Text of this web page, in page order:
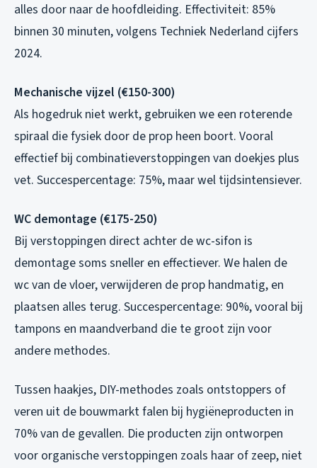
alles door naar de hoofdleiding. Effectiviteit: 85%
binnen 30 minuten, volgens Techniek Nederland cijfers
2024.
Mechanische vijzel (€150-300)
Als hogedruk niet werkt, gebruiken we een roterende
spiraal die fysiek door de prop heen boort. Vooral
effectief bij combinatieverstoppingen van doekjes plus
vet. Succespercentage: 75%, maar wel tijdsintensiever.
WC demontage (€175-250)
Bij verstoppingen direct achter de wc-sifon is
demontage soms sneller en effectiever. We halen de
wc van de vloer, verwijderen de prop handmatig, en
plaatsen alles terug. Succespercentage: 90%, vooral bij
tampons en maandverband die te groot zijn voor
andere methodes.
Tussen haakjes, DIY-methodes zoals ontstoppers of
veren uit de bouwmarkt falen bij hygiëneproducten in
70% van de gevallen. Die producten zijn ontworpen
voor organische verstoppingen zoals haar of zeep, niet